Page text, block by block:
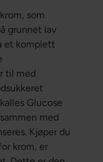
som
grunnet lav
et komplett
til med
Glucose
med
Kjøper du
krom, er